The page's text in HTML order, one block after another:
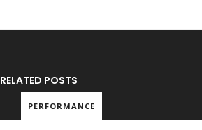
RELATED POSTS
PERFORMANCE